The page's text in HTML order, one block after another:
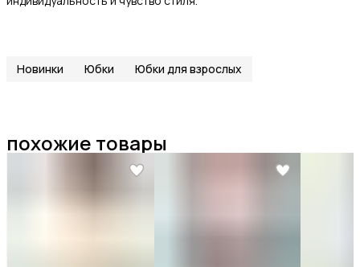
Новинки Юбки Юбки для взрослых
похожие товары